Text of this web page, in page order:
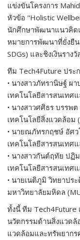
แข่งขันโครงการ
หัวข้อ "Holistic
นักศึกษาพัฒนาแนวคิด
หมายการพัฒนาที่ยั่งยืน
SDGs) และชิงเงินราง
ทีม Tech4Future ประ
• นางสาวภัทรานิษฐ์ ผ
เทคโนโลยีสารสนเทศ
• นางสาวศศิธร บรรพ
เทคโนโลยีสิ่งแวดล้อม
• นายณภัทรกฤชษ์ อัศ
เทคโนโลยีสารสนเทศ
• นางสาวกันต์ฤทัย ป
เทคโนโลยีสารสนเทศ
• นายเนติภูมิ วิทยาป
มหาวิทยาลัยมหิดล
ทั้งนี้ ทีม Tech4Future
นวัตกรรมด้านสิ่งแวดล้
แวดล้อมและทรัพยาก